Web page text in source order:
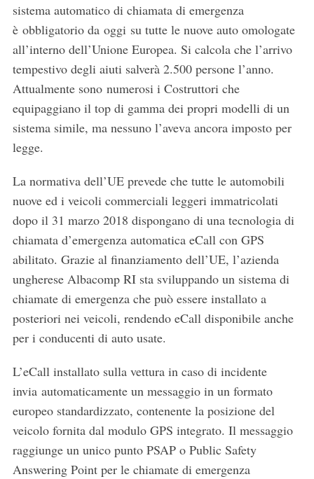
sistema automatico di chiamata di emergenza
è obbligatorio da oggi su tutte le nuove auto omologate
all’interno dell’Unione Europea. Si calcola che l’arrivo
tempestivo degli aiuti salverà 2.500 persone l’anno.
Attualmente sono numerosi i Costruttori che
equipaggiano il top di gamma dei propri modelli di un
sistema simile, ma nessuno l’aveva ancora imposto per
legge.
La normativa dell’UE prevede che tutte le automobili
nuove ed i veicoli commerciali leggeri immatricolati
dopo il 31 marzo 2018 dispongano di una tecnologia di
chiamata d’emergenza automatica eCall con GPS
abilitato. Grazie al finanziamento dell’UE, l’azienda
ungherese Albacomp RI sta sviluppando un sistema di
chiamate di emergenza che può essere installato a
posteriori nei veicoli, rendendo eCall disponibile anche
per i conducenti di auto usate.
L’eCall installato sulla vettura in caso di incidente
invia automaticamente un messaggio in un formato
europeo standardizzato, contenente la posizione del
veicolo fornita dal modulo GPS integrato. Il messaggio
raggiunge un unico punto PSAP o Public Safety
Answering Point per le chiamate di emergenza